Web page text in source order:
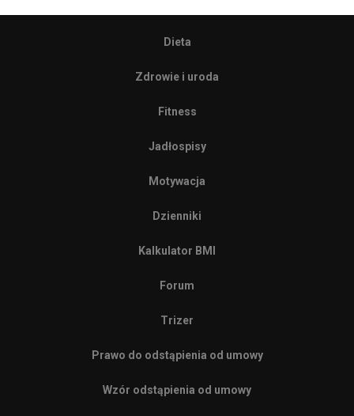
Dieta
Zdrowie i uroda
Fitness
Jadłospisy
Motywacja
Dzienniki
Kalkulator BMI
Forum
Trizer
Prawo do odstąpienia od umowy
Wzór odstąpienia od umowy